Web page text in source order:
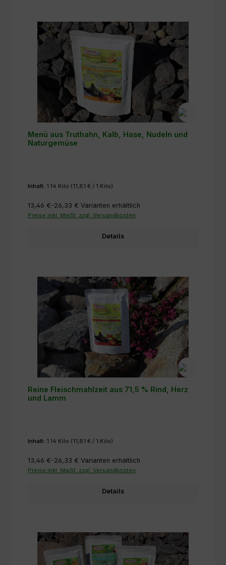
Menü aus Truthahn, Kalb, Hase, Nudeln und
Naturgemüse
Inhalt: 1.14 Kilo (11,81 € / 1 Kilo)
13,46 €-26,33 € Varianten erhältlich
Preise inkl. MwSt. zzgl. Versandkosten
Details
Reine Fleischmahlzeit aus 71,5 % Rind, Herz
und Lamm
Inhalt: 1.14 Kilo (11,81 € / 1 Kilo)
13,46 €-26,33 € Varianten erhältlich
Preise inkl. MwSt. zzgl. Versandkosten
Details